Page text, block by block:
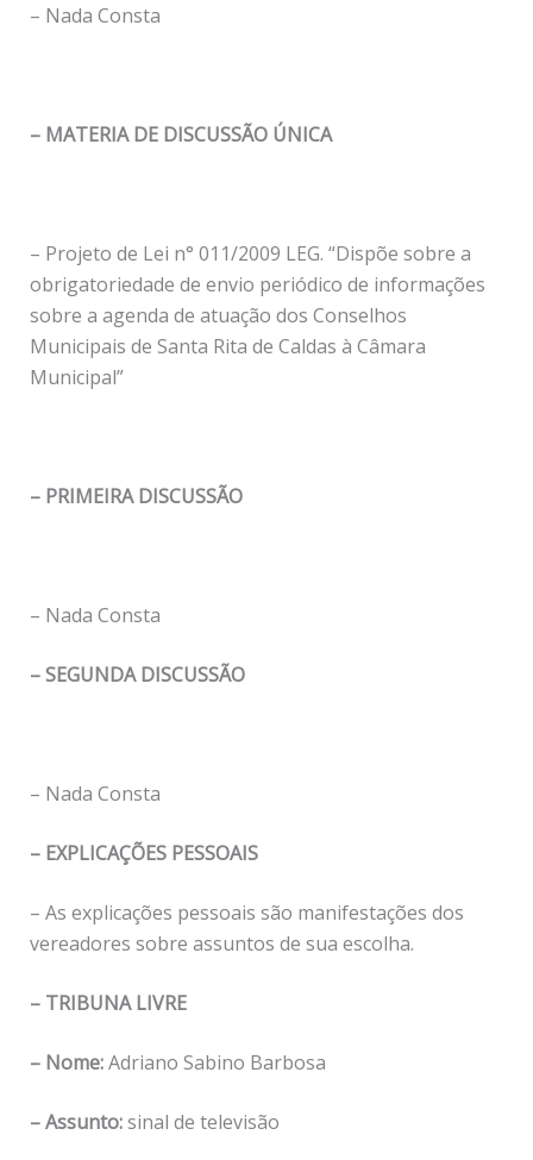
– Nada Consta
– MATERIA DE DISCUSSÃO ÚNICA
– Projeto de Lei n° 011/2009 LEG. “Dispõe sobre a
obrigatoriedade de envio periódico de informações
sobre a agenda de atuação dos Conselhos
Municipais de Santa Rita de Caldas à Câmara
Municipal”
– PRIMEIRA DISCUSSÃO
– Nada Consta
– SEGUNDA DISCUSSÃO
– Nada Consta
– EXPLICAÇÕES PESSOAIS
– As explicações pessoais são manifestações dos
vereadores sobre assuntos de sua escolha.
– TRIBUNA LIVRE
– Nome:Adriano Sabino Barbosa
– Assunto:sinal de televisão